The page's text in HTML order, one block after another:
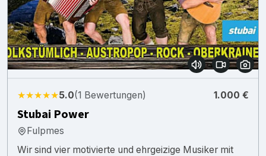
★★★★★5.0(1 Bewertungen) 1.000 €
Stubai Power
Fulpmes
Wir sind vier motivierte und ehrgeizige Musiker mit